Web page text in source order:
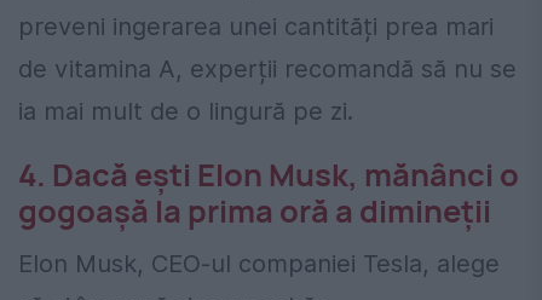
preveni ingerarea unei cantități prea mari
de vitamina A, experții recomandă să nu se
ia mai mult de o lingură pe zi.
4. Dacă ești Elon Musk, mănânci o
gogoașă la prima oră a dimineții
Elon Musk, CEO-ul companiei Tesla, alege